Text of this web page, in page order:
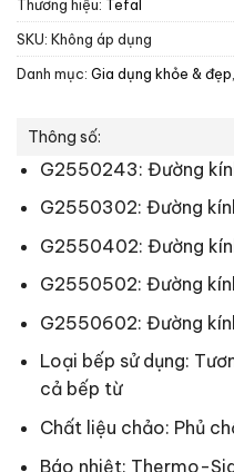
Thương hiệu: Tefal
SKU: Không áp dụng
Danh mục: Gia dụng khỏe & đẹp
Thông số:
G2550243: Đường
G2550302: Đường
G2550402: Đường
G2550502: Đường
G2550602: Đường
Loại bếp sử dụng:
cả bếp từ
Chất liệu chảo: Phủ
Báo nhiệt: Thermo-